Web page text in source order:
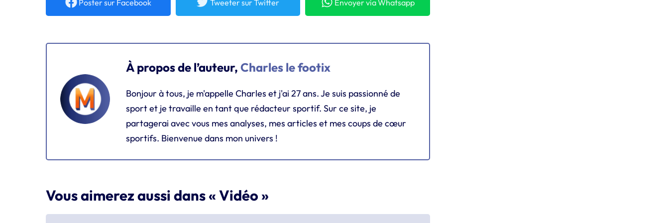
Postersur Facebook Tweetersur Twitter Envoyervia Whatsapp
À propos de l’auteur, Charles le footix
Bonjour à tous, je m'appelle Charles et j'ai 27 ans. Je suis passionné de
sport et je travaille en tant que rédacteur sportif. Sur ce site, je
partagerai avec vous mes analyses, mes articles et mes coups de cœur
sportifs. Bienvenue dans mon univers !
Vous aimerez aussi dans « Vidéo »